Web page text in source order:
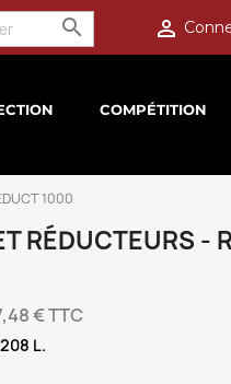


COMPÉTITION
1000
RÉDUCTEURS -
€ TTC
L.